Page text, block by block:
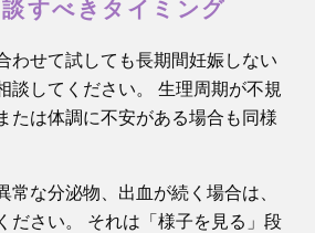
すべきタイミング
わせて試しても長期間妊娠しない
談してください。 生理周期が不規
たは体調に不安がある場合も同様
常な分泌物、出血が続く場合は、
ださい。 それは「様子を見る」段